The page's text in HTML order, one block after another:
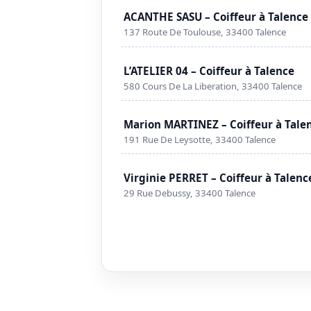
ACANTHE SASU – Coiffeur à Talence
137 Route De Toulouse, 33400 Talence
L’ATELIER 04 – Coiffeur à Talence
580 Cours De La Liberation, 33400 Talence
Marion MARTINEZ – Coiffeur à
191 Rue De Leysotte, 33400 Talence
Virginie PERRET – Coiffeur à
29 Rue Debussy, 33400 Talence